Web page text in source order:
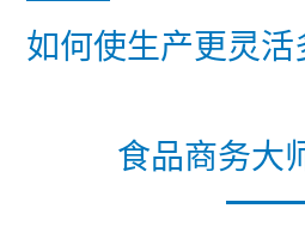
如何使生产更灵活
食品商务大